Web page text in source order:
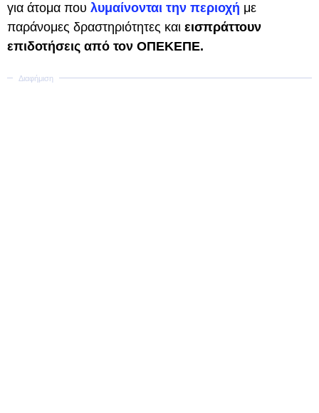
για άτομα που λυμαίνονται την περιοχή με
παράνομες δραστηριότητες και εισπράττουν
επιδοτήσεις από τον ΟΠΕΚΕΠΕ.